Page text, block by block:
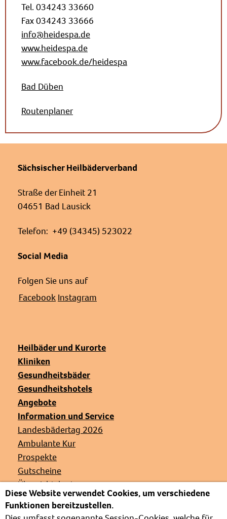
Tel. 034243 33660
Fax 034243 33666
info@heidespa.de
www.heidespa.de
www.facebook.de/heidespa
Bad Düben
Routenplaner
Sächsischer Heilbäderverband
Straße der Einheit 21
04651 Bad Lausick
Telefon: +49 (34345) 523022
Social Media
Folgen Sie uns auf
Facebook Instagram
Heilbäder und Kurorte
Kliniken
Gesundheitsbäder
Gesundheitshotels
Angebote
Information und Service
Landesbädertag 2026
Ambulante Kur
Prospekte
Gutscheine
Übersichtskarte
Veranstaltungen
Presse
Diese Website verwendet Cookies, um verschiedene
Funktionen bereitzustellen.